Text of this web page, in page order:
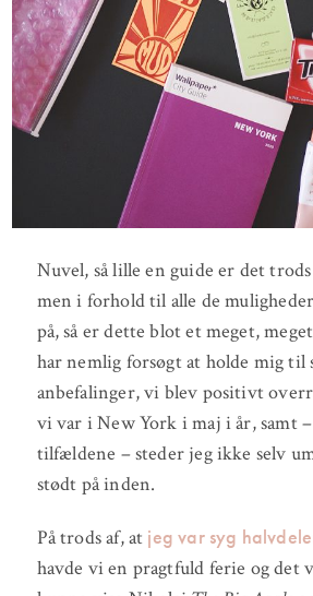
Nuvel, så lille en guide er det
men i forhold til alle de
på, så er dette blot et meget,
har nemlig forsøgt at holde mig til
anbefalinger, vi blev positivt
vi var i New York i maj i år, samt
tilfældene – steder jeg ikke selv
stødt på inden.
På trods af, at jeg var syg
havde vi en pragtfuld ferie og det